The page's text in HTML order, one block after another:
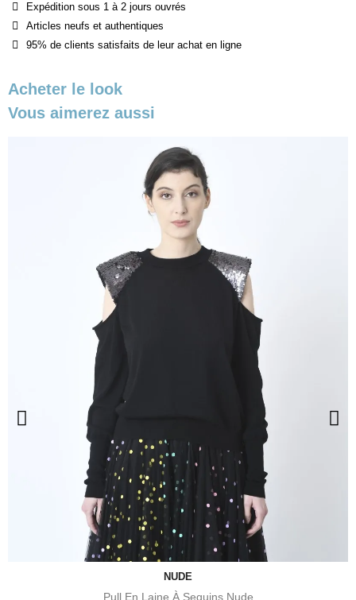
Expédition sous 1 à 2 jours ouvrés
Articles neufs et authentiques
95% de clients satisfaits de leur achat en ligne
Acheter le look
Vous aimerez aussi
NUDE
Pull En Laine À Sequins Nude